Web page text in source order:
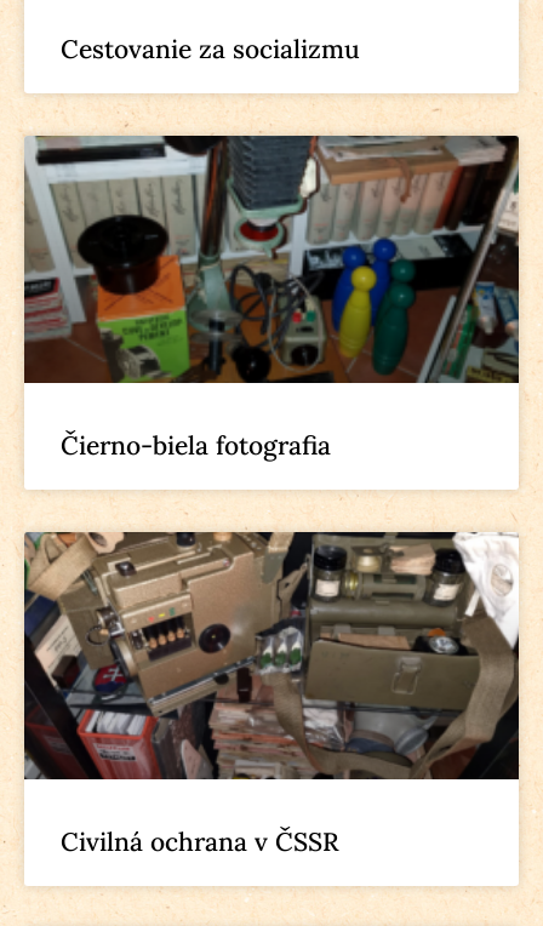
Cestovanie za socializmu
Čierno-biela fotografia
Civilná ochrana v ČSSR